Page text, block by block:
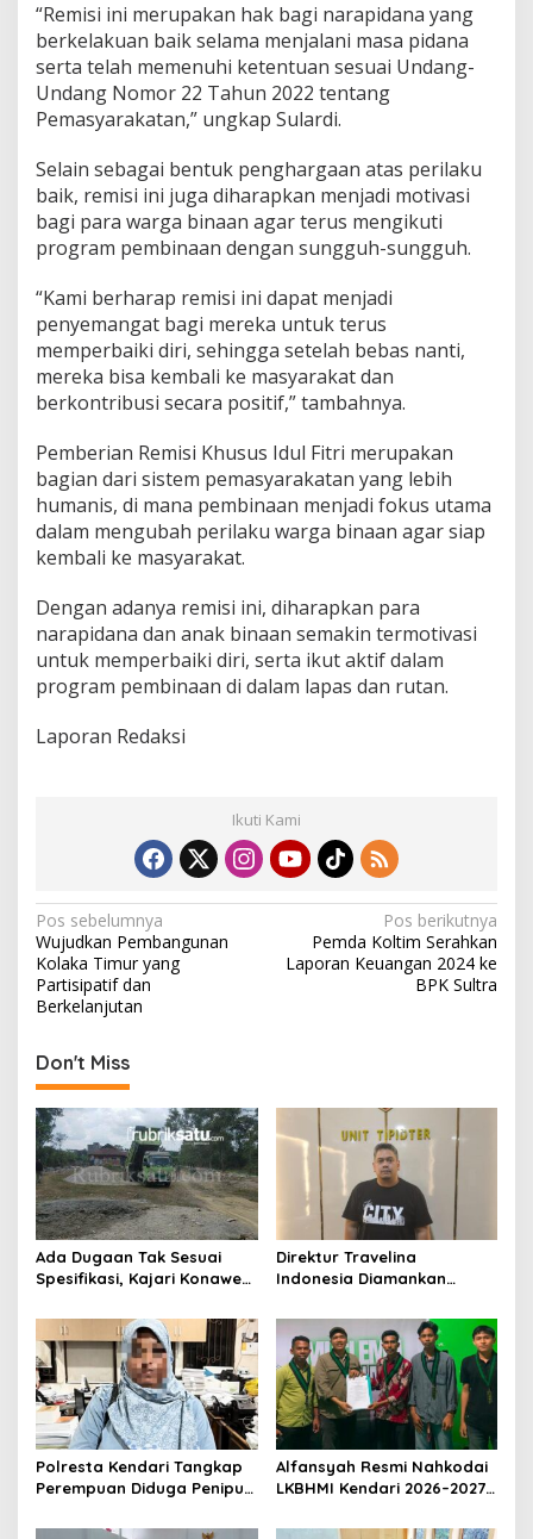
“Remisi ini merupakan hak bagi narapidana yang
berkelakuan baik selama menjalani masa pidana
serta telah memenuhi ketentuan sesuai Undang-
Undang Nomor 22 Tahun 2022 tentang
Pemasyarakatan,” ungkap Sulardi.
Selain sebagai bentuk penghargaan atas perilaku
baik, remisi ini juga diharapkan menjadi motivasi
bagi para warga binaan agar terus mengikuti
program pembinaan dengan sungguh-sungguh.
“Kami berharap remisi ini dapat menjadi
penyemangat bagi mereka untuk terus
memperbaiki diri, sehingga setelah bebas nanti,
mereka bisa kembali ke masyarakat dan
berkontribusi secara positif,” tambahnya.
Pemberian Remisi Khusus Idul Fitri merupakan
bagian dari sistem pemasyarakatan yang lebih
humanis, di mana pembinaan menjadi fokus utama
dalam mengubah perilaku warga binaan agar siap
kembali ke masyarakat.
Dengan adanya remisi ini, diharapkan para
narapidana dan anak binaan semakin termotivasi
untuk memperbaiki diri, serta ikut aktif dalam
program pembinaan di dalam lapas dan rutan.
Laporan Redaksi
Ikuti Kami
N
a
v
g
a
s
i
p
o
s
Pos sebelumnya
Wujudkan Pembangunan
Kolaka Timur yang
Partisipatif dan
Berkelanjutan
Pos berikutnya
Pemda Koltim Serahkan
Laporan Keuangan 2024 ke
BPK Sultra
Don't Miss
Ada Dugaan Tak Sesuai
Spesifikasi, Kajari Konawe
Rupbasan Rp1,9 Miliar
Dihentikan
Direktur Travelina
Indonesia Diamankan
Penelantaran Jemaah
Umrah Masuk Babak Baru
Polresta Kendari Tangkap
Perempuan Diduga Penipu
Rp588,1 Juta
Alfansyah Resmi Nahkodai
LKBHMI Kendari 2026–2027,
Hukum